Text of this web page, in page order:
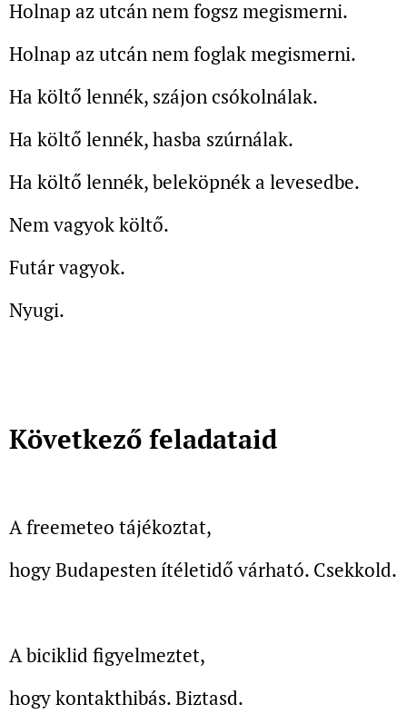
Holnap az utcán nem fogsz megismerni.
Holnap az utcán nem foglak megismerni.
Ha költő lennék, szájon csókolnálak.
Ha költő lennék, hasba szúrnálak.
Ha költő lennék, beleköpnék a levesedbe.
Nem vagyok költő.
Futár vagyok.
Nyugi.
Következő feladataid
A freemeteo tájékoztat,
hogy Budapesten ítéletidő várható. Csekkold.
A biciklid figyelmeztet,
hogy kontakthibás. Biztasd.